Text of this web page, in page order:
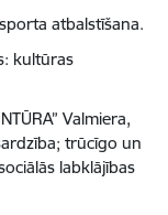
sporta atbalstīšana.
kultūras
Valmiera,
trūcīgo un
labklājības